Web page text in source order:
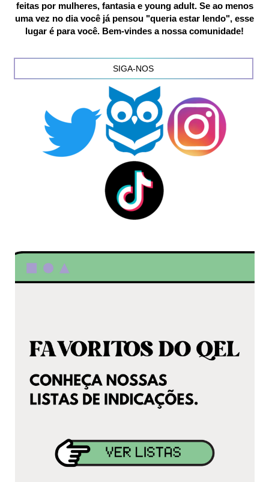
feitas por mulheres, fantasia e young adult. Se ao menos
uma vez no dia você já pensou "queria estar lendo", esse
lugar é para você. Bem-vindes a nossa comunidade!
SIGA-NOS